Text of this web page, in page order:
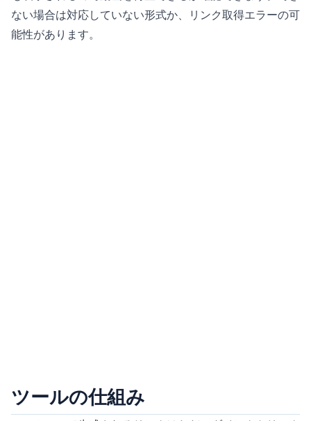
ない場合は対応していない形式か、リンク取得エラーの可
能性があります。
ツールの仕組み